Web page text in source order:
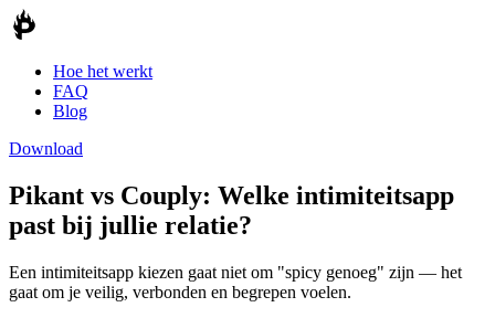
Hoe het werkt
FAQ
Blog
Download
Pikant vs Couply: Welke intimiteitsapp
past bij jullie relatie?
Een intimiteitsapp kiezen gaat niet om "spicy genoeg" zijn — het
gaat om je veilig, verbonden en begrepen voelen.